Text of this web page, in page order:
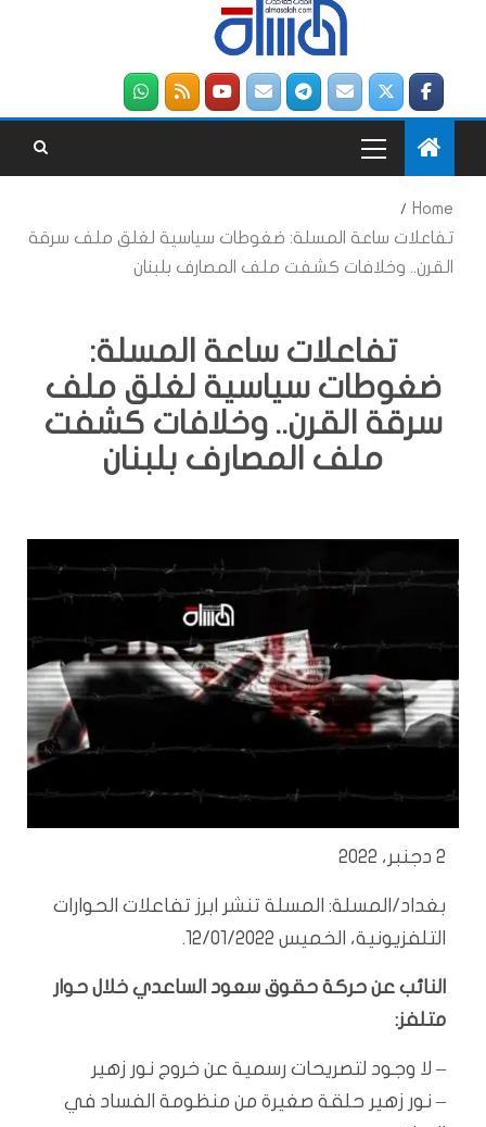
Home
تفاعلات ساعة المسلة: ضغوطات سياسية لغلق ملف سرقة
القرن.. وخلافات كشفت ملف المصارف بلبنان
تفاعلات ساعة المسلة:
ضغوطات سياسية لغلق ملف
سرقة القرن.. وخلافات كشفت
ملف المصارف بلبنان
2 دجنبر، 2022
بغداد/المسلة: المسلة تنشر ابرز تفاعلات الحوارات
التلفزيونية، الخميس 12/01/2022.
النائب عن حركة حقوق سعود الساعدي خلال حوار
متلفز:
– لا وجود لتصريحات رسمية عن خروج نور زهير
– نور زهير حلقة صغيرة من منظومة الفساد في